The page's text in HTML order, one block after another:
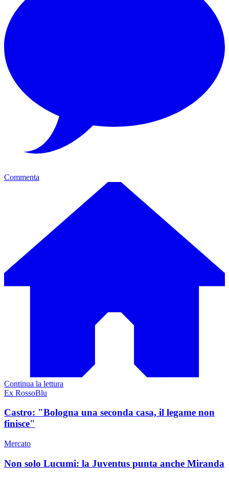
Commenta
Continua la lettura
Ex RossoBlu
Castro: "Bologna una seconda casa, il legame non
finisce"
Mercato
Non solo Lucumi: la Juventus punta anche Miranda